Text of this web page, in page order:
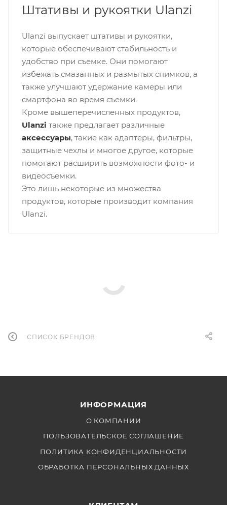
Штативы и рукоятки Ulanzi
Ulanzi выпускает штативы и рукоятки,
которые обеспечивают стабильность и
удобство при съемке. Они помогают
избежать смазанных и размытых снимков, а
также улучшают удержание камеры или
смартфона во время съемки.
Кроме вышеперечисленных продуктов,
Ulanzi также предлагает различные
аксессуары, такие как адаптеры, фильтры,
защитные чехлы и многое другое, которые
помогают расширить возможности фото- и
видеосъемки.
Это лишь некоторые из множества
продуктов, которые производит компания
Ulanzi.
СПИСОК БРЕНДОВ
ИНФОРМАЦИЯ
О КОМПАНИИ
ПОЛЬЗОВАТЕЛЬСКОЕ СОГЛАШЕНИЕ
ПОЛИТИКА КОНФИДЕНЦИАЛЬНОСТИ
ОБРАБОТКА ПЕРСОНАЛЬНЫХ ДАННЫХ